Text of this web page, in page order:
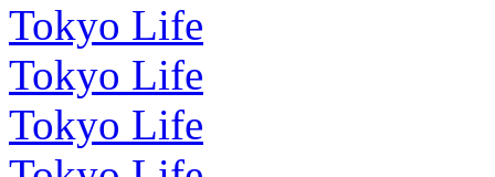
Tokyo Life
Tokyo Life
Tokyo Life